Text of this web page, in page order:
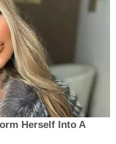
Herself Into A